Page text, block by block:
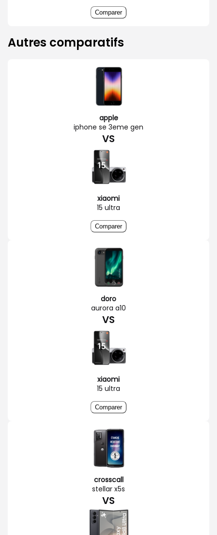
Comparer
Autres comparatifs
apple
iphone se 3eme gen
VS
xiaomi
15 ultra
Comparer
doro
aurora a10
VS
xiaomi
15 ultra
Comparer
crosscall
stellar x5s
VS